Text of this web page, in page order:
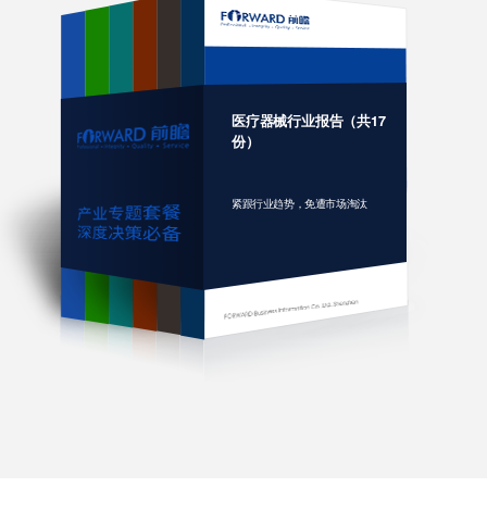
医疗器械行业报告（共17
份）
紧跟行业趋势，免遭市场淘汰